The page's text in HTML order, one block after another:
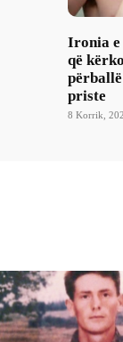
Ironia
që
priste
8 Korrik,